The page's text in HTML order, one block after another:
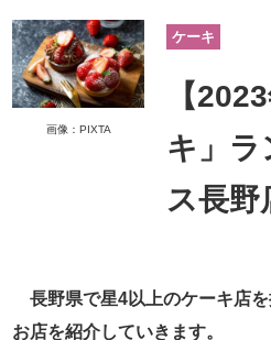
ビジネスと働き方のヒント
ITエンジニア向け専門サイト
画像：PIXTA
ケーキ
【
キ」
ス長野
長野県で星4以上のケーキ店
お店を紹介していきます。